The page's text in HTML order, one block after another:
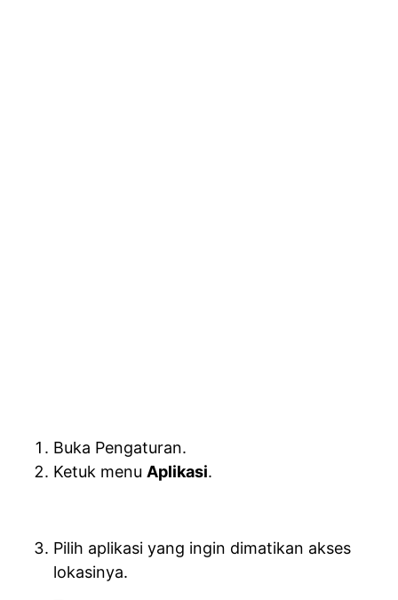
Buka Pengaturan.
Ketuk menu Aplikasi.
Pilih aplikasi yang ingin dimatikan akses
lokasinya.